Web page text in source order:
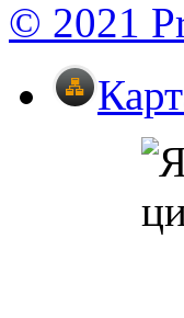
© 2021